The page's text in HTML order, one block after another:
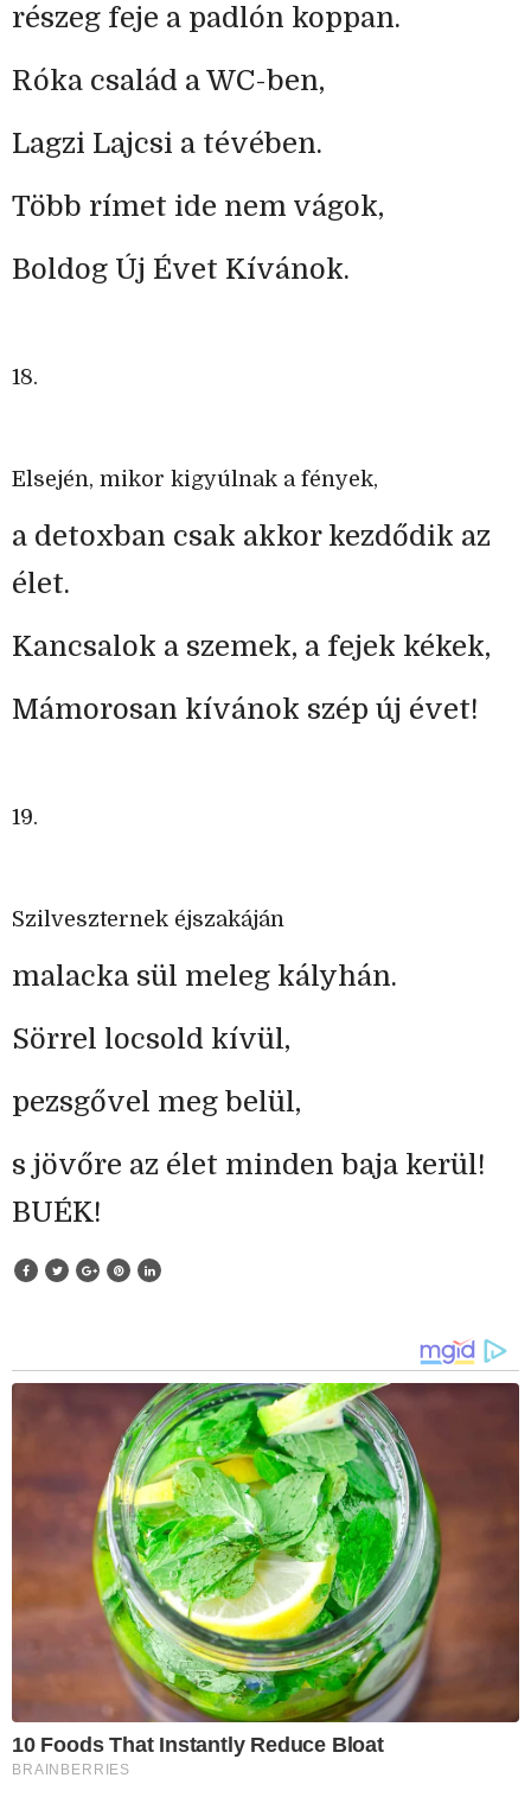
részeg feje a padlón koppan.
Róka család a WC-ben,
Lagzi Lajcsi a tévében.
Több rímet ide nem vágok,
Boldog Új Évet Kívánok.
18.
Elsején, mikor kigyúlnak a fények,
a detoxban csak akkor kezdődik az
élet.
Kancsalok a szemek, a fejek kékek,
Mámorosan kívánok szép új évet!
19.
Szilveszternek éjszakáján
malacka sül meleg kályhán.
Sörrel locsold kívül,
pezsgővel meg belül,
s jövőre az élet minden baja kerül!
BUÉK!
10 Foods That Instantly Reduce Bloat
BRAINBERRIES